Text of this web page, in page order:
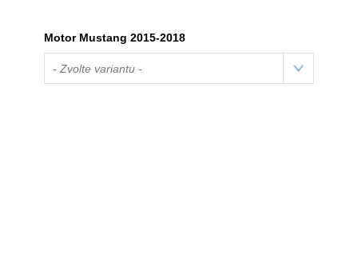
Motor Mustang 2015-2018
- Zvolte variantu -